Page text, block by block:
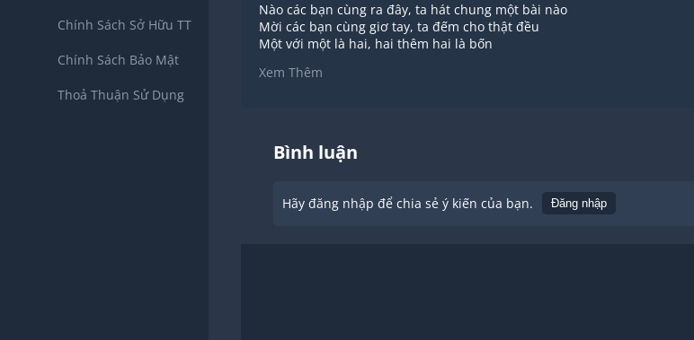
Chính Sách Sở Hữu TT
Chính Sách Bảo Mật
Thoả Thuận Sử Dụng
Nào các bạn cùng ra đây, ta hát chung một bài nào
Mời các bạn cùng giơ tay, ta đếm cho thật đều
Một với một là hai, hai thêm hai là bốn
Xem Thêm
Bình luận
Hãy đăng nhập để chia sẻ ý kiến của bạn. Đăng nhập